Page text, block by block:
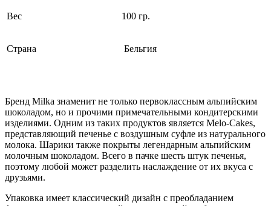
Вес 100 гр.
Страна Бельгия
Бренд Milka знаменит не только первоклассным альпийским
шоколадом, но и прочими примечательными кондитерскими
изделиями. Одним из таких продуктов является Melo-Cakes,
представляющий печенье с воздушным суфле из натурального
молока. Шарики также покрыты легендарным альпийским
молочным шоколадом. Всего в пачке шесть штук печенья,
поэтому любой может разделить наслаждение от их вкуса с
друзьями.
Упаковка имеет классический дизайн с преобладанием